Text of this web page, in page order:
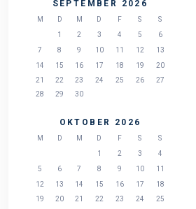
SEPTEMBER 2026
M D M D F S
S
1
2 3 4 5
6
7
8 9 10 11 12
13
14
15 16 17 18 19
20
21
22 23 24 25 26
27
28
29 30
OKTOBER 2026
M D M D F S
S
1
2 3
4
5
6 7 8 9 10
11
12
13 14 15 16 17
18
19
20 21 22 23 24
25